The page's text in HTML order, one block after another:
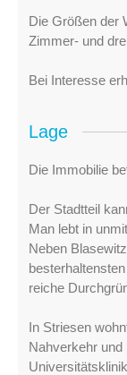
Die Größen der
Zimmer- und
Bei Interesse
Lage
Die Immobilie
Der Stadtteil
Man lebt in
Neben
reiche
In Striesen
Nahverkehr